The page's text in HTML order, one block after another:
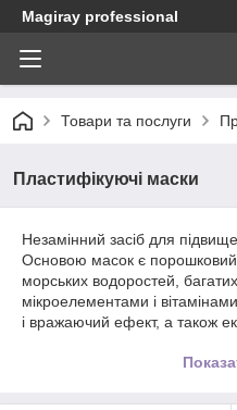
Magiray professional
Товари та послуги
Пластифікуючі маски
Незамінний засіб для
Основою масок є
морських водоростей,
мікроелементами і
і вражаючий ефект, а також
внутрішньоклітинний обмін,